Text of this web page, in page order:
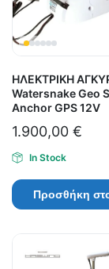
ΗΛΕΚΤΡΙΚΗ
Watersnake Geo
Anchor GPS 12V
1.900,00 €
In Stock
Προσθήκη